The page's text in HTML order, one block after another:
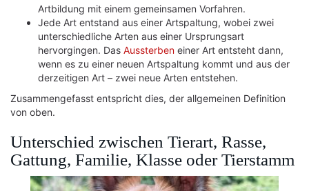
Artbildung mit einem gemeinsamen Vorfahren.
Jede Art entstand aus einer Artspaltung, wobei zwei
unterschiedliche Arten aus einer Ursprungsart
hervorgingen. Das Aussterben einer Art entsteht dann,
wenn es zu einer neuen Artspaltung kommt und aus der
derzeitigen Art – zwei neue Arten entstehen.
Zusammengefasst entspricht dies, der allgemeinen Definition
von oben.
Unterschied zwischen Tierart, Rasse,
Gattung, Familie, Klasse oder Tierstamm